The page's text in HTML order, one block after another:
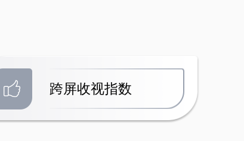
跨屏收视指数